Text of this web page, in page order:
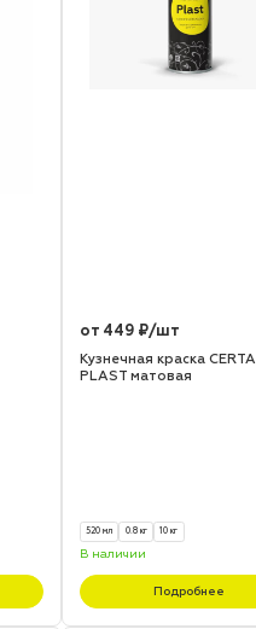
от 449 ₽/шт
Кузнечная краска CERTA
PLAST матовая
520 мл 0.8 кг 10 кг
В наличии
Подробнее